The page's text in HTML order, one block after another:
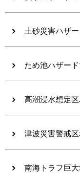
土砂災害ハザー
ため池ハザー
高潮浸水想定
津波災害警戒
南海トラフ巨